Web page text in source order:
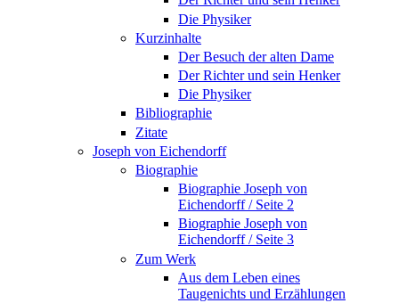
Die Physiker
Kurzinhalte
Der Besuch der alten Dame
Der Richter und sein Henker
Die Physiker
Bibliographie
Zitate
Joseph von Eichendorff
Biographie
Biographie Joseph von
Eichendorff / Seite 2
Biographie Joseph von
Eichendorff / Seite 3
Zum Werk
Aus dem Leben eines
Taugenichts und Erzählungen